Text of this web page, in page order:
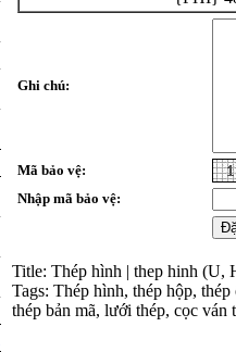
Ghi chú:
Mã bảo vệ:
Nhập mã bảo vệ:
Title: Thép hình | thep hinh (U,
Tags: Thép hình, thép hộp,
thép bản mã, lưới thép, cọc ván